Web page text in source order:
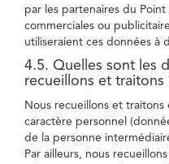
par les partenaires du
commerciales ou
utiliseraient ces données à
4.5. Quelles sont les
recueillons et traitons
Nous recueillons et
caractère personnel
de la personne
Par ailleurs, nous